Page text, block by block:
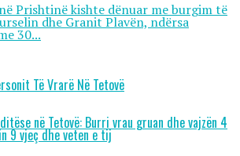
Prishtinë kishte dënuar me burgim të
dhe Granit Plavën, ndërsa
30...
Të Vrarë Në Tetovë
në Tetovë: Burri vrau gruan dhe vajzën 4
9 vjeç dhe veten e tij